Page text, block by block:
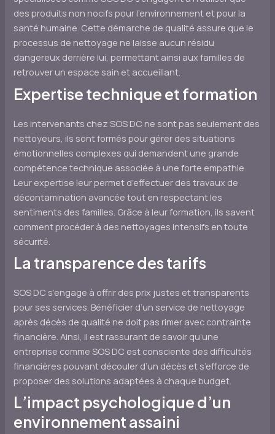
des produits non nocifs pour l’environnement et pour la
santé humaine. Cette démarche de qualité assure que le
processus de nettoyage ne laisse aucun résidu
dangereux derrière lui, permettant ainsi aux familles de
retrouver un espace sain et accueillant.
Expertise technique et formation
Les intervenants chez SOS DC ne sont pas seulement des
nettoyeurs, ils sont formés pour gérer des situations
émotionnelles complexes qui demandent une grande
compétence technique associée à une forte empathie.
Leur expertise leur permet d’effectuer des travaux de
décontamination avancée tout en respectant les
sentiments des familles. Grâce à leur formation, ils savent
comment procéder à des nettoyages intensifs en toute
sécurité.
La transparence des tarifs
SOS DC s’engage à offrir des prix justes et transparents
pour ses services. Bénéficier d’un service de nettoyage
après décès de qualité ne doit pas rimer avec contrainte
financière. Ainsi, il est rassurant de savoir qu’une
entreprise comme SOS DC est consciente des difficultés
financières pouvant découler d’un décès et s’efforce de
proposer des solutions adaptées à chaque budget.
L’impact psychologique d’un
environnement assaini